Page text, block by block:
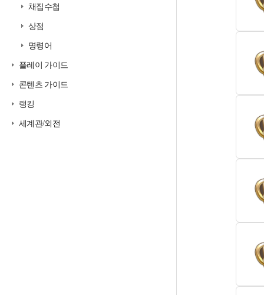
채집수첩
상점
명령어
플레이 가이드
콘텐츠 가이드
랭킹
세계관/외전